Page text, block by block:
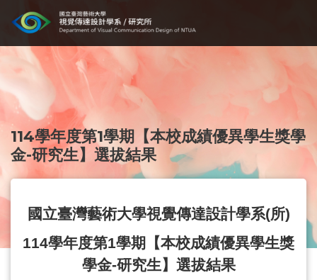
114學年度第1學期【本校成績優異學生獎學
金-研究生】選拔結果
國立臺灣藝術大學視覺傳達設計學系(所)
114學年度第1學期【本校成績優異學生獎
學金-研究生】選拔結果